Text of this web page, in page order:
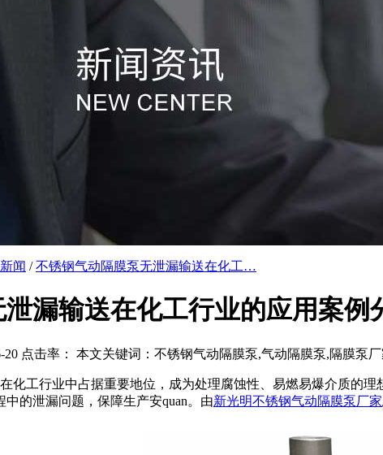
闻 /不锈钢气动隔膜泵无泄漏输送在化工…
漏输送在化工行业的应用案例
点击率： 本文关键词：不锈钢气动隔膜泵,气动隔膜泵,隔膜泵厂
化工行业中占据重要地位，成为处理腐蚀性、易燃易爆介质的
的泄漏问题，保障生产安quan。由新光明不锈钢气动隔膜泵厂家